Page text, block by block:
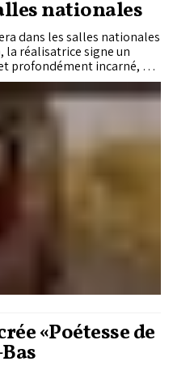
nationales
dans les salles nationales
la réalisatrice signe un
profondément incarné, qui
héritage culturel et
contemporain. À travers le
entre ses aspirations
famille, le film interroge ce
aux trajectoires féminines,
laisse.
«Poétesse de